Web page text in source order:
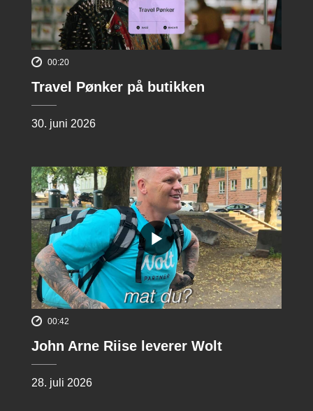
00:20
Travel Pønker på butikken
30. juni 2026
00:42
John Arne Riise leverer Wolt
28. juli 2026